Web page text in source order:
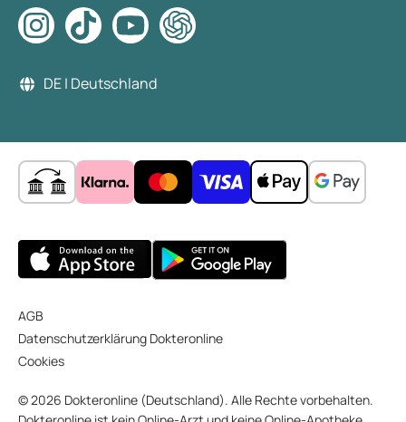
DE | Deutschland
AGB
Datenschutzerklärung Dokteronline
Cookies
© 2026 Dokteronline (Deutschland). Alle Rechte vorbehalten.